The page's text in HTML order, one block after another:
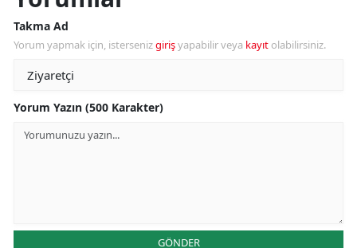
Takma Ad
Yorum yapmak için, istersenizgirişyapabilir veya kayıt olabilirsiniz.
Yorum Yazın (500 Karakter)
GÖNDER